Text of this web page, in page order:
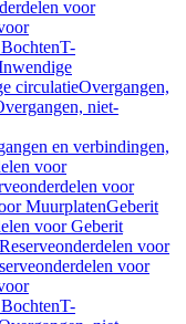
voor
T-
circulatieOvergangen,
niet-
en verbindingen,
voor
voor
MuurplatenGeberit
voor Geberit
Reserveonderdelen voor
voor
T-